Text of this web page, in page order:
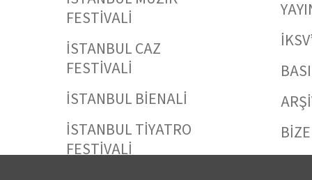
FESTİVALİ
İSTANBUL CAZ
FESTİVALİ
İSTANBUL BİENALİ
İSTANBUL TİYATRO
FESTİVALİ